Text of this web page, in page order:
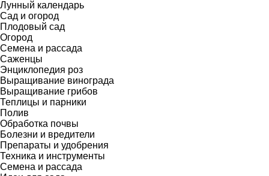
Лунный календарь
Сад и огород
Плодовый сад
Огород
Семена и рассада
Саженцы
Энциклопедия роз
Выращивание винограда
Выращивание грибов
Теплицы и парники
Полив
Обработка почвы
Болезни и вредители
Препараты и удобрения
Техника и инструменты
Семена и рассада